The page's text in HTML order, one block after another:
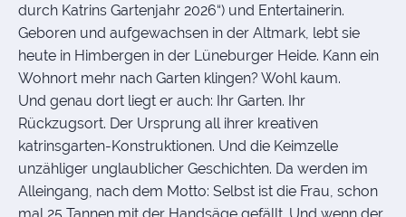
durch Katrins Gartenjahr 2026“) und Entertainerin.
Geboren und aufgewachsen in der Altmark, lebt sie
heute in Himbergen in der Lüneburger Heide. Kann ein
Wohnort mehr nach Garten klingen? Wohl kaum.
Und genau dort liegt er auch: Ihr Garten. Ihr
Rückzugsort. Der Ursprung all ihrer kreativen
katrinsgarten-Konstruktionen. Und die Keimzelle
unzähliger unglaublicher Geschichten. Da werden im
Alleingang, nach dem Motto: Selbst ist die Frau, schon